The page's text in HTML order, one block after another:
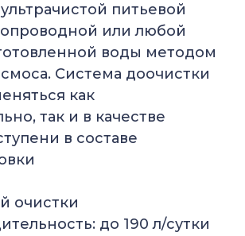
питьевой
или любой
воды методом
Система доочистки
как
так и в качестве
в составе
очистки
до 190 л/сутки